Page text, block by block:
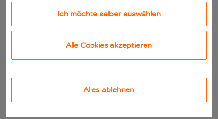
Ich möchte selber auswählen
Alle Cookies akzeptieren
Alles ablehnen